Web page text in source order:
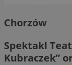
Chorzów
Spektakl
Kubraczek”